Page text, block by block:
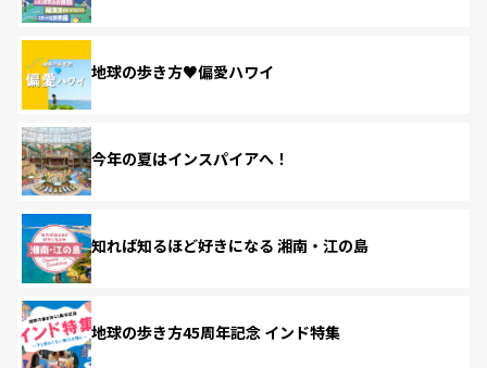
地球の歩き方♥偏愛ハワイ
今年の夏はインスパイアへ！
知れば知るほど好きになる 湘南・江の島
地球の歩き方45周年記念 インド特集